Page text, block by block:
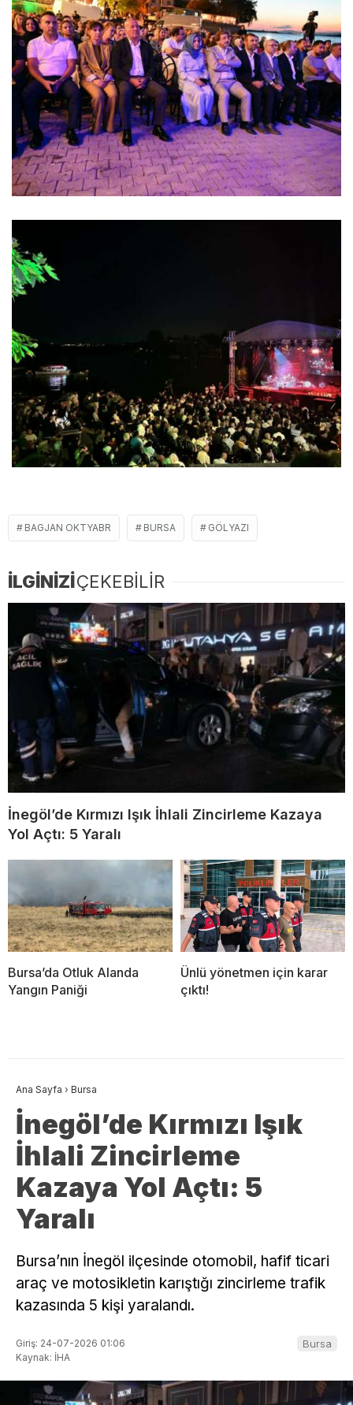
BAGJAN OKTYABR BURSA GÖLYAZI
İLGİNİZİÇEKEBİLİR
İnegöl’de Kırmızı Işık İhlali Zincirleme Kazaya
Yol Açtı: 5 Yaralı
Bursa’da Otluk Alanda
Yangın Paniği
Ünlü yönetmen için karar
çıktı!
Ana Sayfa › Bursa
İnegöl’de Kırmızı Işık
İhlali Zincirleme
Kazaya Yol Açtı: 5
Yaralı
Bursa’nın İnegöl ilçesinde otomobil, hafif ticari
araç ve motosikletin karıştığı zincirleme trafik
kazasında 5 kişi yaralandı.
Giriş: 24-07-2026 01:06
Kaynak: İHA
Bursa